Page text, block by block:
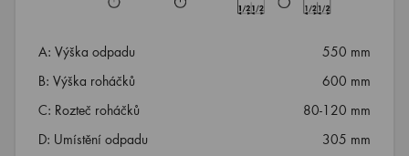
A: Výška odpadu
550 mm
B: Výška roháčků
600 mm
C: Rozteč roháčků
80-120 mm
D: Umístění odpadu
305 mm